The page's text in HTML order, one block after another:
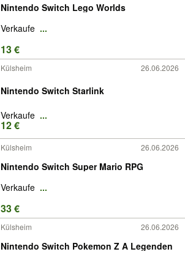
Nintendo Switch Lego Worlds
Verkaufe ...
13 €
Külsheim 26.06.2026
Nintendo Switch Starlink
Verkaufe ...
12 €
Külsheim 26.06.2026
Nintendo Switch Super Mario RPG
Verkaufe ...
33 €
Külsheim 26.06.2026
Nintendo Switch Pokemon Z A Legenden